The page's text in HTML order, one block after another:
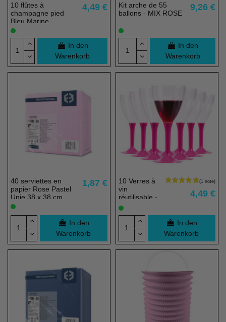
10 flûtes à
champagne pied
Bleu Marine,
réutilisable - 15 cl
4,49 €
In den
Warenkorb
Kit arche de 55
ballons - MIX ROSE
9,26 €
In den
Warenkorb
40 serviettes en
papier Rose Pastel
Unie 38 x 38 cm
1,87 €
In den
Warenkorb
10 Verres à
vin
réutilisable -
Pied Fuchsia
- 16 cl
4,49 €
In den
Warenkorb